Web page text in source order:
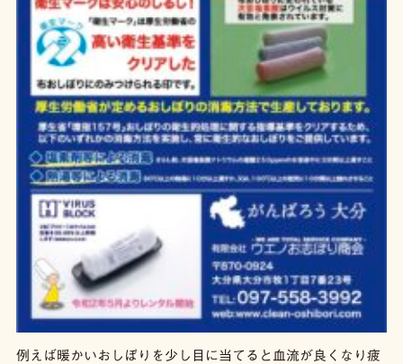
例えば暖かいおしぼりを少し目に当てると血流が良くなり疲